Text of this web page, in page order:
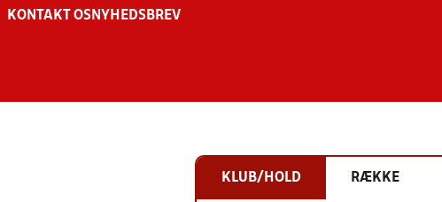
KONTAKT OS NYHEDSBREV
KLUB/HOLD RÆKKE